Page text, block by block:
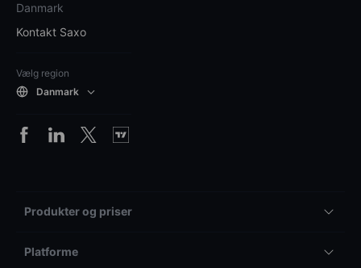
Danmark
Kontakt Saxo
Vælg region
Danmark
Produkter og priser
Platforme